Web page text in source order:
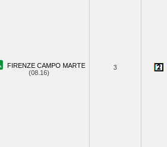
FIRENZE CAMPO MARTE
(08.16)
3